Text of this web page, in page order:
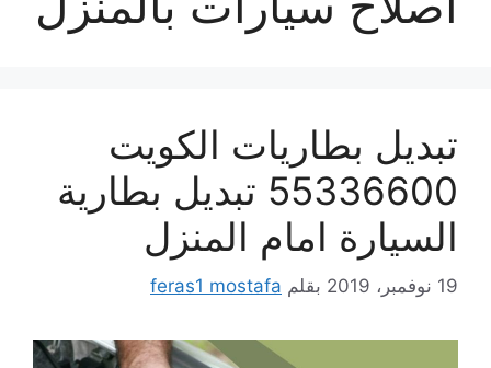
تبديل بطاريات الكويت
55336600 تبديل بطارية
السيارة امام المنزل
19 نوفمبر، 2019 بقلم feras1 mostafa